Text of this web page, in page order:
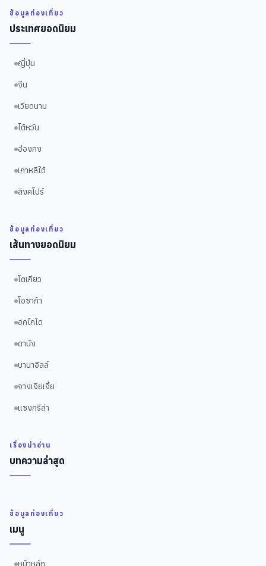
ข้อมูลท่องเที่ยว
ประเทศยอดนิยม
ญี่ปุ่น
จีน
เวียดนาม
ไต้หวัน
ฮ่องกง
เกาหลีใต้
สิงคโปร์
ข้อมูลท่องเที่ยว
เส้นทางยอดนิยม
โตเกียว
โอซาก้า
ฮกไกโด
ดานัง
บานาฮิลล์
จางเจียเจี้ย
แซงกรีล่า
เรื่องน่าอ่าน
บทความล่าสุด
ข้อมูลท่องเที่ยว
เมนู
หน้าหลัก